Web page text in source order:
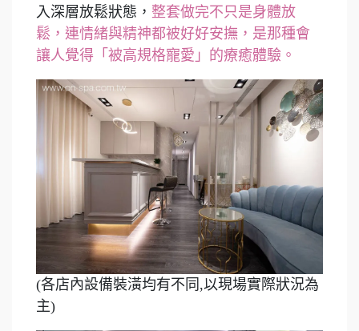
入深層放鬆狀態， 整套做完不只是身體放
鬆，連情緒與精神都被好好安撫，是那種會
讓人覺得「被高規格寵愛」的療癒體驗。
(各店內設備裝潢均有不同,以現場實際狀況為
主)